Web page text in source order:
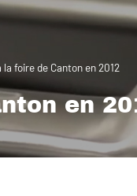
foire de Canton en 2012
en